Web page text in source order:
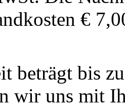
€
beträgt bis
wir uns mit